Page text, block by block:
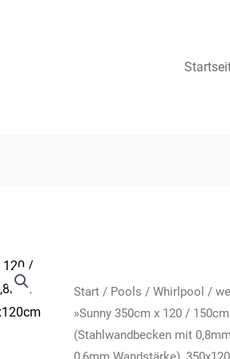
Start/ Pools / Whirlpool /
»Sunny 350cm x 120 /
(Stahlwandbecken mit